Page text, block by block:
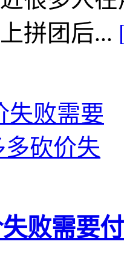
拼团后...
败需要